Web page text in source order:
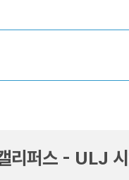
리퍼스 - ULJ